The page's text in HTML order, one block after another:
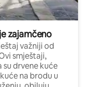
zajamčeno
važniji od
smještaji,
su drvene kuće
na brodu u